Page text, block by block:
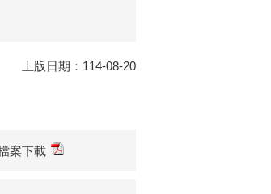
上版日期：114-08-20
案下載